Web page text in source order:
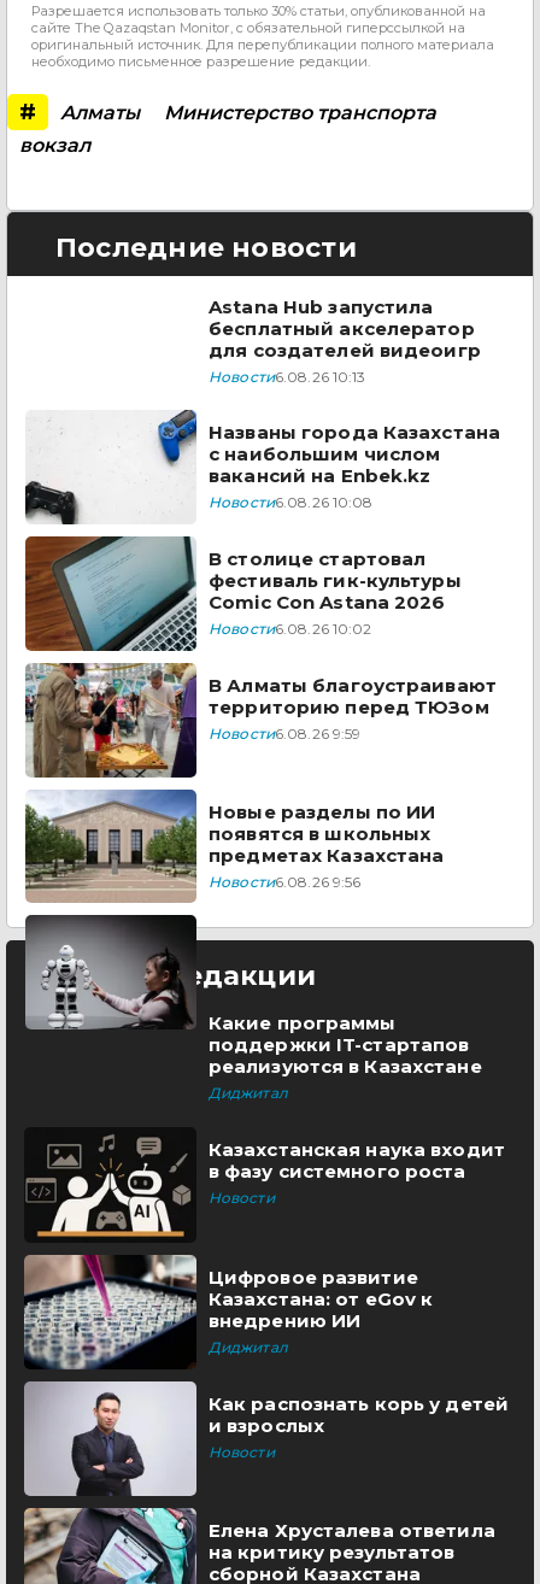
Разрешается использовать только 30% статьи, опубликованной на
сайте The Qazaqstan Monitor, с обязательной гиперссылкой на
оригинальный источник. Для перепубликации полного материала
необходимо письменное разрешение редакции.
# Алматы
Министерство транспорта
вокзал
Последние новости
Astana Hub запустила
бесплатный акселератор
для создателей видеоигр
Новости6.08.26 10:13
Названы города Казахстана
с наибольшим числом
вакансий на Enbek.kz
Новости6.08.26 10:08
В столице стартовал
фестиваль гик-культуры
Comic Con Astana 2026
Новости6.08.26 10:02
В Алматы благоустраивают
территорию перед ТЮЗом
Новости6.08.26 9:59
Новые разделы по ИИ
появятся в школьных
предметах Казахстана
Новости6.08.26 9:56
Выбор редакции
Какие программы
поддержки IT-стартапов
реализуются в Казахстане
Диджитал
Казахстанская наука входит
в фазу системного роста
Новости
Цифровое развитие
Казахстана: от eGov к
внедрению ИИ
Диджитал
Как распознать корь у детей
и взрослых
Новости
Елена Хрусталева ответила
на критику результатов
сборной Казахстана